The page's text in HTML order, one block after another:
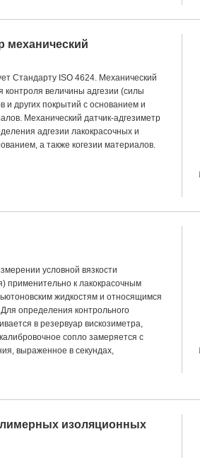
механический
Стандарту ISO 4624. Механический
контроля величины адгезии (силы
и других покрытий с основанием и
Механический датчик-адгезиметр
адгезии лакокрасочных и
а также когезии материалов.
условной вязкости
применительно к лакокрасочным
жидкостям и относящимся
определения контрольного
в резервуар вискозиметра,
сопло замеряется с
выраженное в секундах,
изоляционных